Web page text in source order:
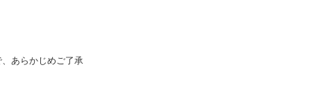
あらかじめご了承